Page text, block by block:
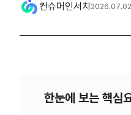
컨슈머인서치
한눈에 보는 핵심